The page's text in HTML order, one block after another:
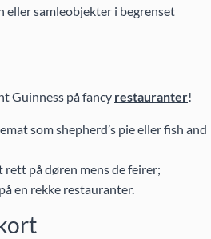
eller samleobjekter i begrenset
Guinness på fancy restauranter!
som shepherd’s pie eller fish and
på døren mens de feirer;
en rekke restauranter.